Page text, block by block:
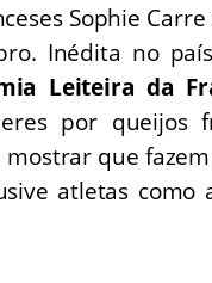
Sophie
Inédita no
Leiteira da
por queijos
mostrar que
atletas